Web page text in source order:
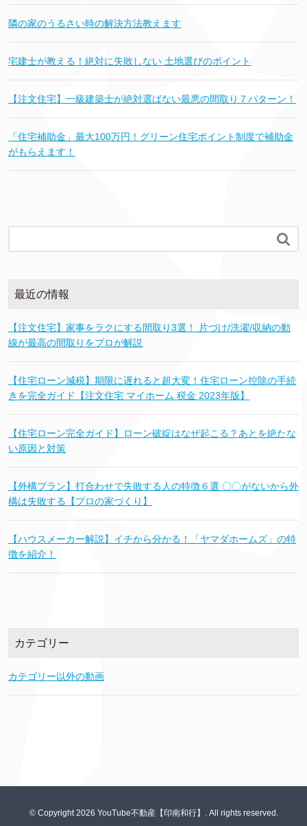
隣の家のうるさい時の解決方法教えます
宅建士が教える！絶対に失敗しない 土地選びのポイント
【注文住宅】一級建築士が絶対選ばない最悪の間取り７パターン！
「住宅補助金」最大100万円！グリーン住宅ポイント制度で補助金
がもらえます！

最近の情報
【注文住宅】家事をラクにする間取り3選！ 片づけ/洗濯/収納の動
線が最高の間取りをプロが解説
【住宅ローン減税】期限に遅れると超大変！住宅ローン控除の手続
きを完全ガイド【注文住宅 マイホーム 税金 2023年版】
【住宅ローン完全ガイド】ローン破綻はなぜ起こる？あとを絶たな
い原因と対策
【外構プラン】打合わせで失敗する人の特徴６選 〇〇がないから外
構は失敗する【プロの家づくり】
【ハウスメーカー解説】イチから分かる！「ヤマダホームズ」の特
徴を紹介！
カテゴリー
カテゴリー以外の動画
© Copyright 2026 YouTube不動産【印南和行】. All rights reserved.